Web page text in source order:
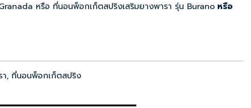
หรือ ที่นอนพ็อกเก็ตสปริงเสริมยางพารา รุ่น Burano หรือ
, ที่นอนพ็อกเก็ตสปริง